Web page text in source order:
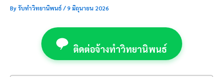
Byรับทำวิทยานิพนธ์/9 มิถุนายน 2026
ติดต่อจ้างทำวิทยานิพนธ์